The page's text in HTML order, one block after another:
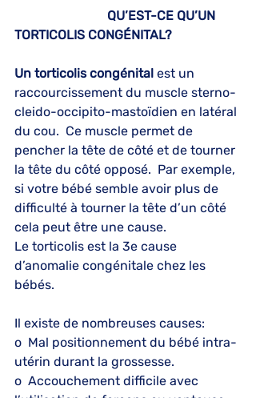
TORTICOLIS CONGÉNITAL?
Un torticolis congénital est un
raccourcissement du muscle sterno-
cleido-occipito-mastoïdien en latéral
du cou.  Ce muscle permet de
pencher la tête de côté et de tourner
la tête du côté opposé.  Par exemple,
si votre bébé semble avoir plus de
difficulté à tourner la tête d’un côté
cela peut être une cause.
Le torticolis est la 3e cause
d’anomalie congénitale chez les
bébés.
Il existe de nombreuses causes:
o  Mal positionnement du bébé intra-
utérin durant la grossesse.
o  Accouchement difficile avec